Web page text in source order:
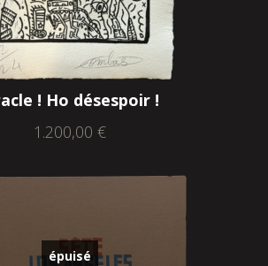
! Ho désespoir !
1.200,00 €
épuisé